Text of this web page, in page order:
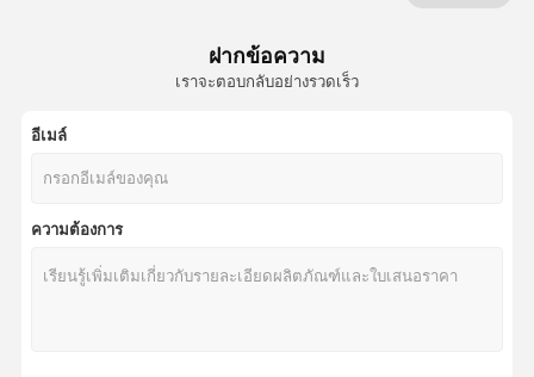
เครื่องยับยับไนลอน
ซิปกันน้ํา
ซิปเพชร
ปุ่มโลหะตามสั่ง
ฝากข้อความ
เราจะตอบกลับอย่างรวดเร็ว
อีเมล์
ความต้องการ